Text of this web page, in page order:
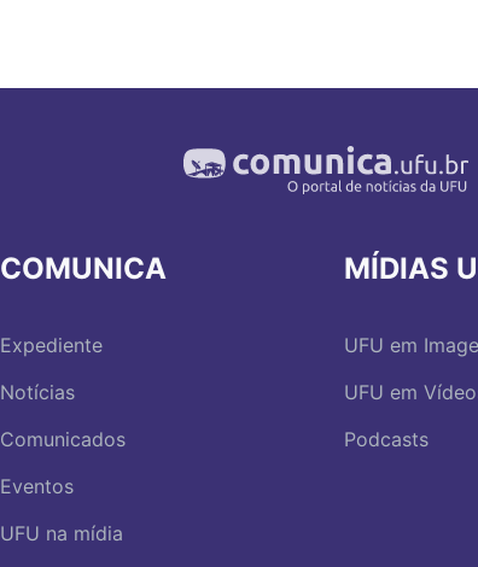
COMUNICA
Expediente
Notícias
Comunicados
Eventos
UFU na mídia
MÍDIAS
UFU em
UFU em
Podcasts